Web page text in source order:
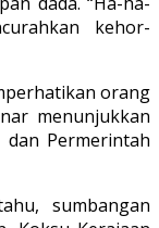
kehor­
orang
menunjukkan
dan Permerintah
sumbangan